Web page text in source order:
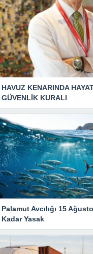
HAVUZ KENARINDA
GÜVENLİK KURALI
Palamut Avcılığı 15
Kadar Yasak